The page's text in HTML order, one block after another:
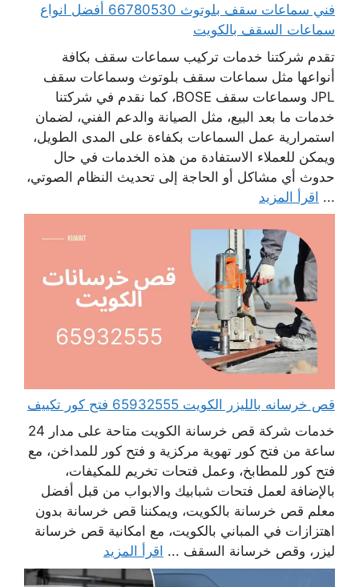
فني سماعات سقف بلوتوث 66780530 أفضل انواع
سماعات السقف بالكويت
تقدم شركتنا خدمات تركيب سماعات سقف بكافة
أنواعها مثل سماعات سقف بلوتوث وسماعات سقف
JPL وسماعات سقف BOSE، كما نقدم في شركتنا
خدمات ما بعد البيع، مثل الصيانة والدعم الفني، لضمان
استمرارية عمل السماعات بكفاءة على المدى الطويل،
ويمكن للعملاء الاستفادة من هذه الخدمات في حال
حدوث أي مشاكل أو الحاجة إلى تحديث النظام الصوتي،
... اقرأ المزيد
قص خرسانه بالليزر الكويت 65932555 فتح كور تكييف
خدمات شركة قص خرسانة الكويت متاحة على مدار 24
ساعة من فتح كور تهوية مركزية و فتح كور للمداخن، مع
فتح كور للمطابخ، وعمل فتحات تخريم للمكيفات،
بالإضافة لعمل فتحات شبابيك والابواب من قبل أفضل
معلم قص خرسانة بالكويت، ويمكننا قص خرسانة بدون
اهتزازات في المباني بالكويت، مع امكانية قص خرسانة
ليزر، وقص خرسانة السقف ... اقرأ المزيد